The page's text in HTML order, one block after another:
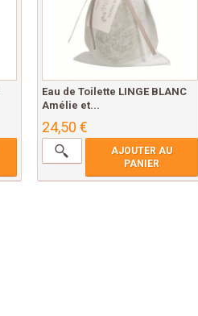
Eau de Toilette LINGE BLANC
Amélie et...
24,50 €
AJOUTER AU
PANIER